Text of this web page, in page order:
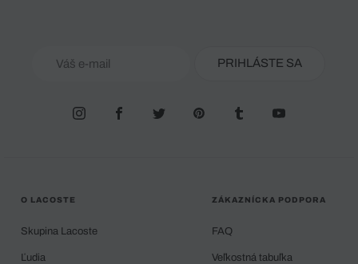
PRIHLÁSTE SA
O LACOSTE
Skupina Lacoste
Ľudia
ZÁKAZNÍCKA PODPORA
FAQ
Veľkostná tabuľka